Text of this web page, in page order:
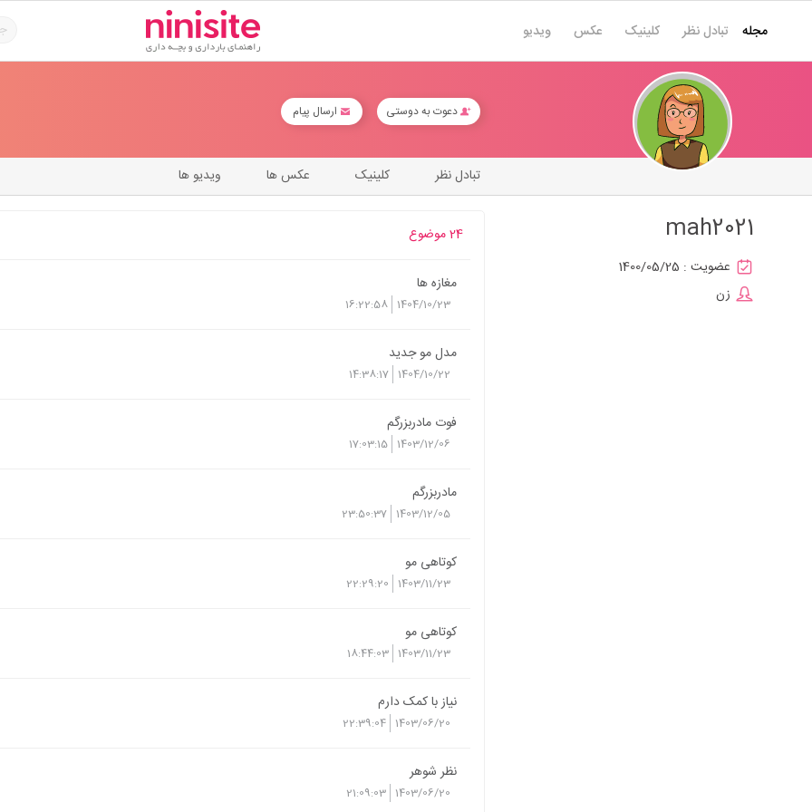
مجله تبادل نظر کلینیک عکس ویدیو
دعوت به دوستی ارسال پیام
ویدیو ها عکس ها کلینیک تبادل نظر
mah2021
عضویت : 1400/05/25
زن
24 موضوع
مغازه ها
1404/10/23
16:22:58
مدل مو جدید
1404/10/22
14:38:17
فوت مادربزرگم
1403/12/06
17:03:15
مادربزرگم
1403/12/05
23:50:37
کوتاهی مو
1403/11/23
22:29:20
کوتاهی مو
1403/11/23
18:44:03
نیاز با کمک دارم
1403/06/20
22:39:04
نظر شوهر
1403/06/20
21:09:03